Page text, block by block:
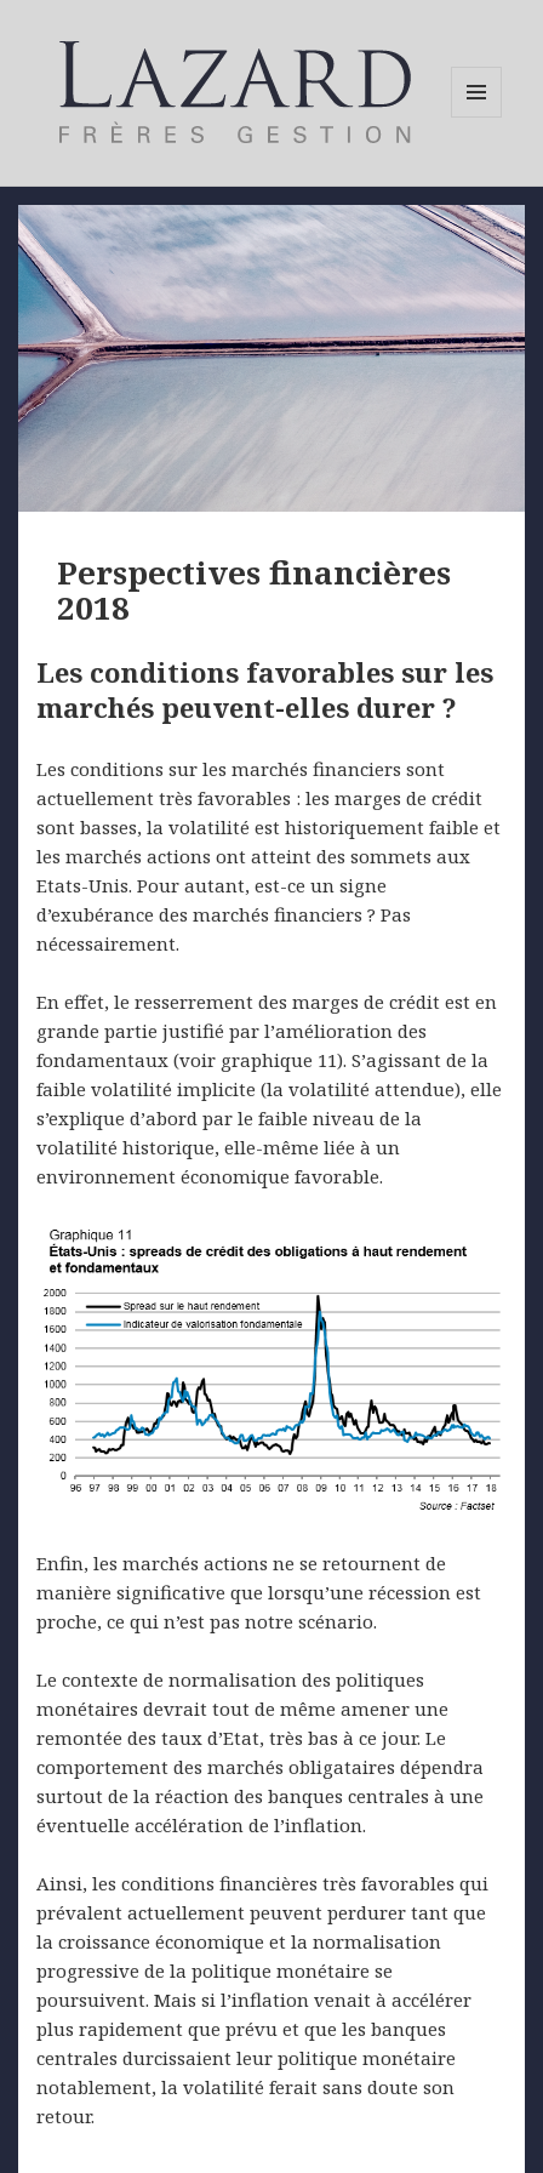
Perspectives financières
2018
Les conditions favorables sur les
marchés peuvent-elles durer ?
Les conditions sur les marchés financiers sont
actuellement très favorables : les marges de crédit
sont basses, la volatilité est historiquement faible et
les marchés actions ont atteint des sommets aux
Etats-Unis. Pour autant, est-ce un signe
d’exubérance des marchés financiers ? Pas
nécessairement.
En effet, le resserrement des marges de crédit est en
grande partie justifié par l’amélioration des
fondamentaux (voir graphique 11). S’agissant de la
faible volatilité implicite (la volatilité attendue), elle
s’explique d’abord par le faible niveau de la
volatilité historique, elle-même liée à un
environnement économique favorable.
Enfin, les marchés actions ne se retournent de
manière significative que lorsqu’une récession est
proche, ce qui n’est pas notre scénario.
Le contexte de normalisation des politiques
monétaires devrait tout de même amener une
remontée des taux d’Etat, très bas à ce jour. Le
comportement des marchés obligataires dépendra
surtout de la réaction des banques centrales à une
éventuelle accélération de l’inflation.
Ainsi, les conditions financières très favorables qui
prévalent actuellement peuvent perdurer tant que
la croissance économique et la normalisation
progressive de la politique monétaire se
poursuivent. Mais si l’inflation venait à accélérer
plus rapidement que prévu et que les banques
centrales durcissaient leur politique monétaire
notablement, la volatilité ferait sans doute son
retour.